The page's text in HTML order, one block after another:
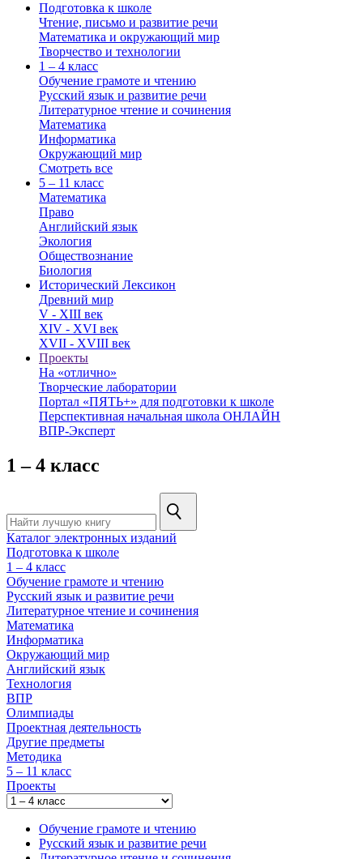
Подготовка к школе
Чтение, письмо и развитие речи
Математика и окружающий мир
Творчество и технологии
1 – 4 класс
Обучение грамоте и чтению
Русский язык и развитие речи
Литературное чтение и сочинения
Математика
Информатика
Окружающий мир
Смотреть все
5 – 11 класс
Математика
Право
Английский язык
Экология
Обществознание
Биология
Исторический Лексикон
Древний мир
V - XIII век
XIV - XVI век
XVII - XVIII век
Проекты
На «отлично»
Творческие лаборатории
Портал «ПЯТЬ+» для подготовки к школе
Перспективная начальная школа ОНЛАЙН
ВПР-Эксперт
1 – 4 класс
Каталог электронных изданий
Подготовка к школе
1 – 4 класс
Обучение грамоте и чтению
Русский язык и развитие речи
Литературное чтение и сочинения
Математика
Информатика
Окружающий мир
Английский язык
Технология
ВПР
Олимпиады
Проектная деятельность
Другие предметы
Методика
5 – 11 класс
Проекты
Обучение грамоте и чтению
Русский язык и развитие речи